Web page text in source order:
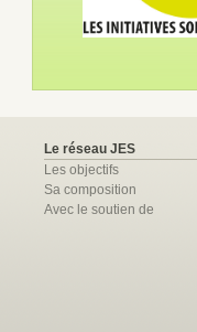
Le réseau JES
Les objectifs
Sa composition
Avec le soutien de